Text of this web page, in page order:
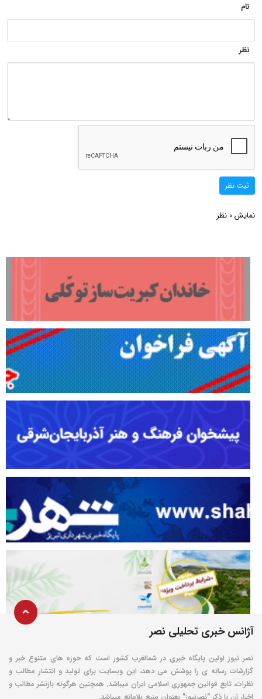
نام
نظر
ثبت نظر
نمایش 0 نظر
آژانس خبری تحلیلی نصر
نصر نیوز اولین پایگاه خبری در شمالغرب کشور است که حوزه های متنوع خبر و
گزارشات رسانه ی را پوشش می دهد، این وبسایت برای تولید و انتشار مطالب و
نظرات، تابع قوانین جمهوری اسلامی ایران میباشد. همچنین هرگونه بازنشر مطالب و